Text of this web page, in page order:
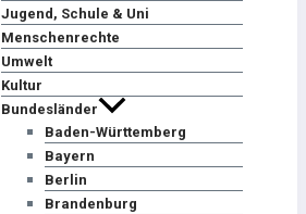
Jugend, Schule & Uni
Menschenrechte
Umwelt
Kultur
Bundesländer
Baden-Württemberg
Bayern
Berlin
Brandenburg